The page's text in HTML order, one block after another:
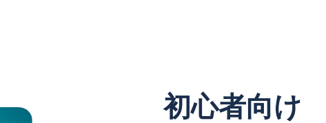
初心者向け